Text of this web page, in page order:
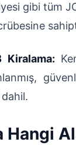
gibi tüm
Kiralama:
Hangi